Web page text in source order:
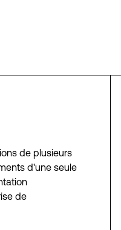
de plusieurs
d'une seule
de